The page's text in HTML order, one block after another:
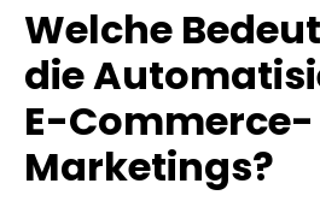
Welche
die
E-Commerce-
Marketings?